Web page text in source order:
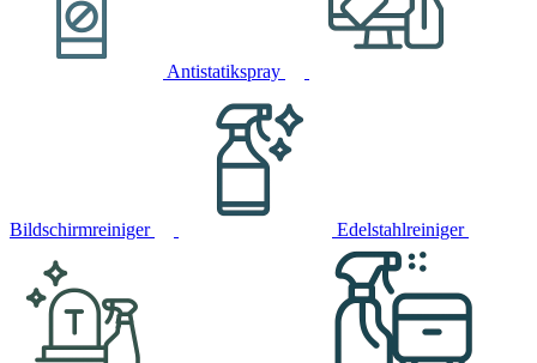
Antistatikspray
Bildschirmreiniger Edelstahlreiniger